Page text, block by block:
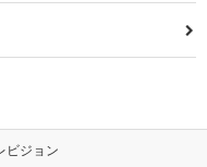
ビジョン